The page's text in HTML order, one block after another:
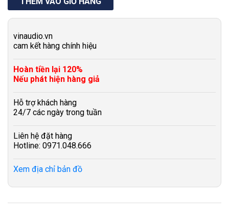
vinaudio.vn
cam kết hàng chính hiệu
Hoàn tiền lại 120%
Nếu phát hiện hàng giả
Hỗ trợ khách hàng
24/7 các ngày trong tuần
Liên hệ đặt hàng
Hotline: 0971.048.666
Xem địa chỉ bản đồ